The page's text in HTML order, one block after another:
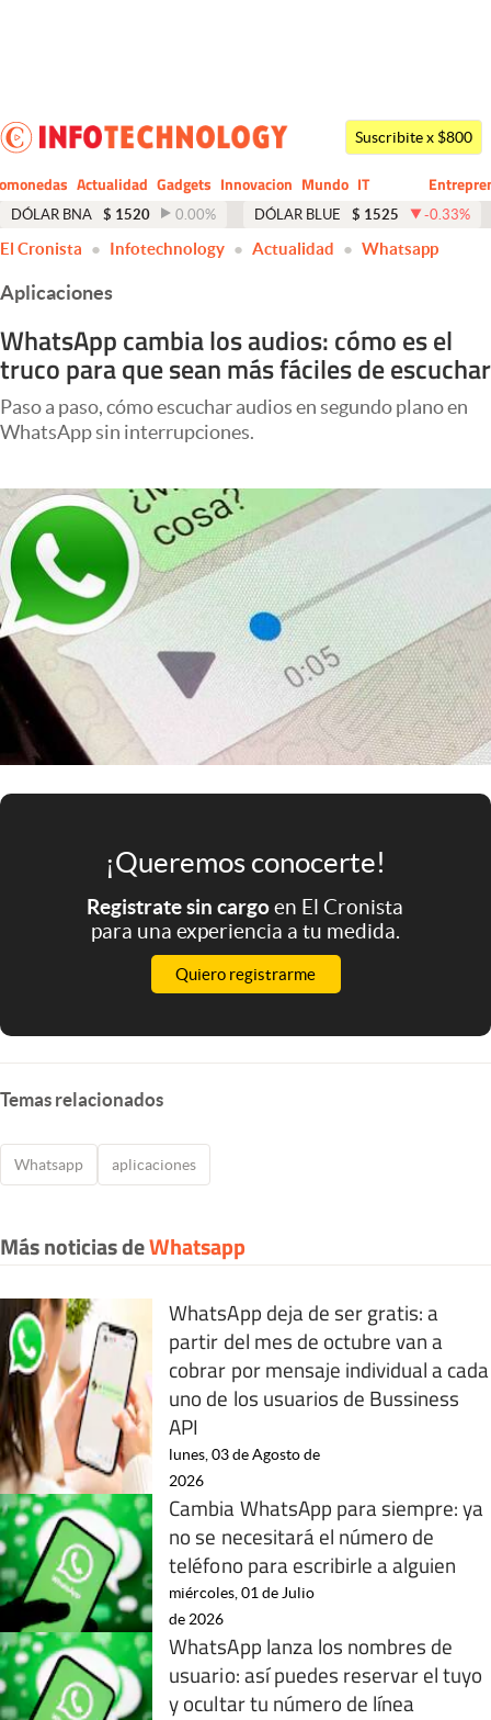
Dólar
Economía y Política
Finanzas y Mercados
Mercados Online
Negocios
Columnistas
Otras secciones
Infotechnology
Clase
Clima
Mundial 2026
Eventos Corporativos
El Cronista Studio
Mediakit
abre en nueva pestaña
Suscribite x $800
Actualidad Gadgets Innovacion Mundo
CIO
IT
Business
DÓLAR BNA $ 1520 0.00% DÓLAR BLUE $ 1525 -0.33%
El Cronista Infotechnology Actualidad Whatsapp
Aplicaciones
WhatsApp cambia los audios: cómo es el
truco para que sean más fáciles de escuchar
Paso a paso, cómo escuchar audios en segundo plano en
WhatsApp sin interrupciones.
¡Queremos conocerte!
Registrate sin cargoen El Cronista
para una experiencia a tu medida.
Quiero registrarme
Temas relacionados
Whatsapp aplicaciones
Más noticias deWhatsapp
WhatsApp deja de ser gratis: a
partir del mes de octubre van a
cobrar por mensaje individual a cada
uno de los usuarios de Bussiness
API
lunes, 03 de Agosto de
2026
Cambia WhatsApp para siempre: ya
no se necesitará el número de
teléfono para escribirle a alguien
miércoles, 01 de Julio
de 2026
WhatsApp lanza los nombres de
usuario: así puedes reservar el tuyo
y ocultar tu número de línea